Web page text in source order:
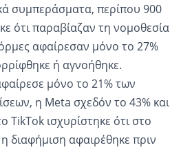
συμπεράσματα, περίπου 900
ότι παραβίαζαν τη νομοθεσία
αφαίρεσαν μόνο το 27%
ή αγνοήθηκε.
μόνο το 21% των
η Meta σχεδόν το 43% και
TikTok ισχυρίστηκε ότι στο
διαφήμιση αφαιρέθηκε πριν